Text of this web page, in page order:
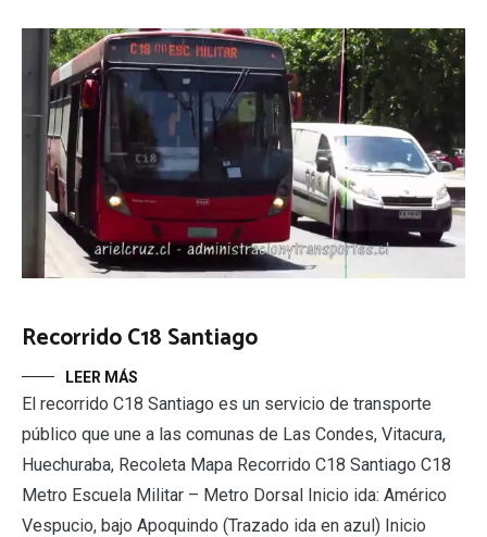
Recorrido C18 Santiago
LEER MÁS
El recorrido C18 Santiago es un servicio de transporte
público que une a las comunas de Las Condes, Vitacura,
Huechuraba, Recoleta Mapa Recorrido C18 Santiago C18
Metro Escuela Militar – Metro Dorsal Inicio ida: Américo
Vespucio, bajo Apoquindo (Trazado ida en azul) Inicio